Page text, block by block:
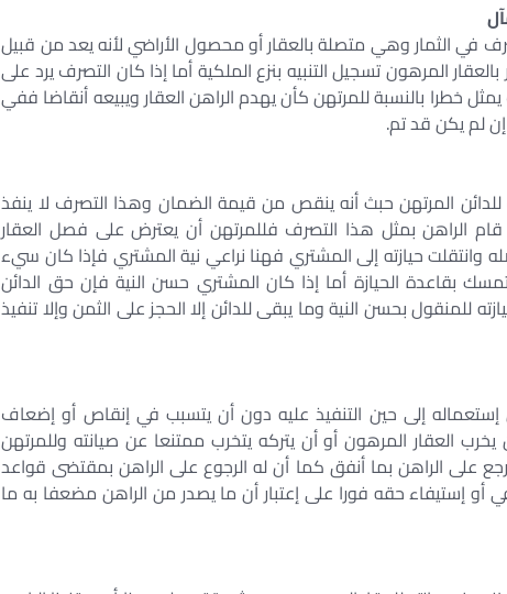
في الثمار وهي متصلة بالعقار أو محصول الأراضي لأنه يعد من قبيل
المرهون تسجيل التنبيه بنزع الملكية أما إذا كان التصرف يرد على
خطرا بالنسبة للمرتهن كأن يهدم الراهن العقار ويبيعه أنقاضا ففي
لم يكن قد تم.
المرتهن حبث أنه ينقص من قيمة الضمان وهذا التصرف لا ينفذ
قام الراهن بمثل هذا التصرف فللمرتهن أن يعترض على فصل العقار
حيازته إلى المشتري فهنا نراعي نية المشتري فإذا كان سيء
بقاعدة الحيازة أما إذا كان المشتري حسن النية فإن حق الدائن
للمنقول بحسن النية وما يبقى للدائن إلا الحجز على الثمن وإلا تنفيذ
إستعماله إلى حين التنفيذ عليه دون أن يتسبب في إنقاص أو إضعاف
يخرب العقار المرهون أو أن يتركه يتخرب ممتنعا عن صيانته وللمرتهن
على الراهن بما أنفق كما أن له الرجوع على الراهن بمقتضى قواعد
أو إستيفاء حقه فورا على إعتبار أن ما يصدر من الراهن مضعفا به ما